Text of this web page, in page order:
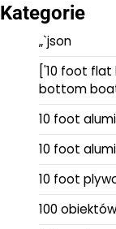
Kategorie
„`json
['10 foot
bottom
10 foot
10 foot
10 foot
100